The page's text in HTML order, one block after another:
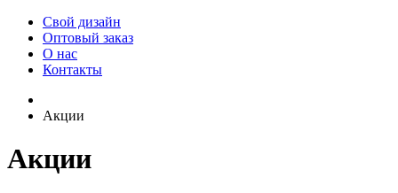
Свой дизайн
Оптовый заказ
О нас
Контакты
Акции
Акции